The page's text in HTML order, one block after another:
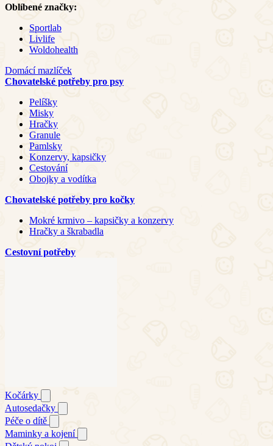
Oblíbené značky:
Sportlab
Livlife
Woldohealth
Domácí mazlíček
Chovatelské potřeby pro psy
Pelíšky
Misky
Hračky
Granule
Pamlsky
Konzervy, kapsičky
Cestování
Obojky a vodítka
Chovatelské potřeby pro kočky
Mokré krmivo – kapsičky a konzervy
Hračky a škrabadla
Cestovní potřeby
Kočárky
Autosedačky
Péče o dítě
Maminky a kojení